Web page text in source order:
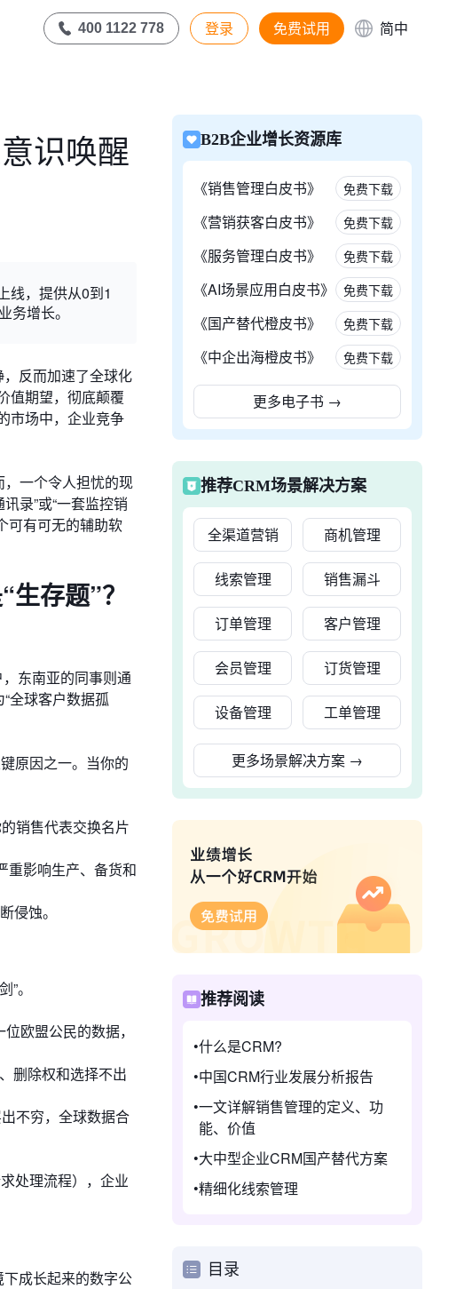
400 1122 778 登录 免费试用 简中
识唤醒
线，提供从0到1
增长。
反而加速了全球化
值期望，彻底颠覆
市场中，企业竞争
一个令人担忧的现
录”或“一套监控销
可有可无的辅助软
存题”？
东南亚的同事则通
全球客户数据孤
原因之一。当你的
销售代表交换名片
重影响生产、备货和
侵蚀。
。
欧盟公民的数据，
删除权和选择不出
不穷，全球数据合
处理流程），企业
成长起来的数字公
B2B企业增长资源库
《销售管理白皮书》 免费下载
《营销获客白皮书》 免费下载
《服务管理白皮书》 免费下载
《AI场景应用白皮书》 免费下载
《国产替代橙皮书》 免费下载
《中企出海橙皮书》 免费下载
更多电子书 →
推荐CRM场景解决方案
全渠道营销 商机管理
线索管理 销售漏斗
订单管理 客户管理
会员管理 订货管理
设备管理 工单管理
更多场景解决方案 →
推荐阅读
什么是CRM?
中国CRM行业发展分析报告
一文详解销售管理的定义、功
能、价值
大中型企业CRM国产替代方案
精细化线索管理
目录